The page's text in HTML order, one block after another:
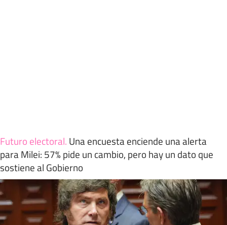
Futuro electoral. Una encuesta enciende una alerta
para Milei: 57% pide un cambio, pero hay un dato que
sostiene al Gobierno